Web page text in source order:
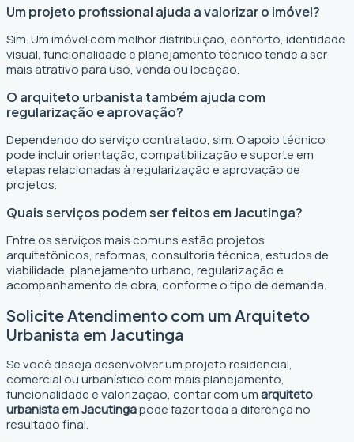
Um projeto profissional ajuda a valorizar o imóvel?
Sim. Um imóvel com melhor distribuição, conforto, identidade
visual, funcionalidade e planejamento técnico tende a ser
mais atrativo para uso, venda ou locação.
O arquiteto urbanista também ajuda com
regularização e aprovação?
Dependendo do serviço contratado, sim. O apoio técnico
pode incluir orientação, compatibilização e suporte em
etapas relacionadas à regularização e aprovação de
projetos.
Quais serviços podem ser feitos em Jacutinga?
Entre os serviços mais comuns estão projetos
arquitetônicos, reformas, consultoria técnica, estudos de
viabilidade, planejamento urbano, regularização e
acompanhamento de obra, conforme o tipo de demanda.
Solicite Atendimento com um Arquiteto
Urbanista em Jacutinga
Se você deseja desenvolver um projeto residencial,
comercial ou urbanístico com mais planejamento,
funcionalidade e valorização, contar com umarquiteto
urbanista em Jacutingapode fazer toda a diferença no
resultado final.